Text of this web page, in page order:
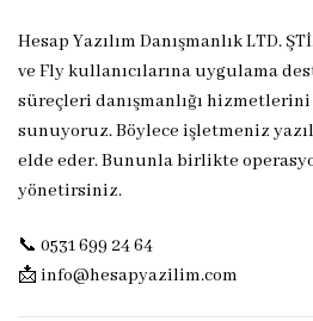
Hesap Yazılım Danışmanlık LTD.
ve Fly kullanıcılarına uygulama
süreçleri danışmanlığı
sunuyoruz. Böylece işletmeniz
elde eder. Bununla birlikte
yönetirsiniz.
📞 0531 699 24 64
📩 info@hesapyazilim.com